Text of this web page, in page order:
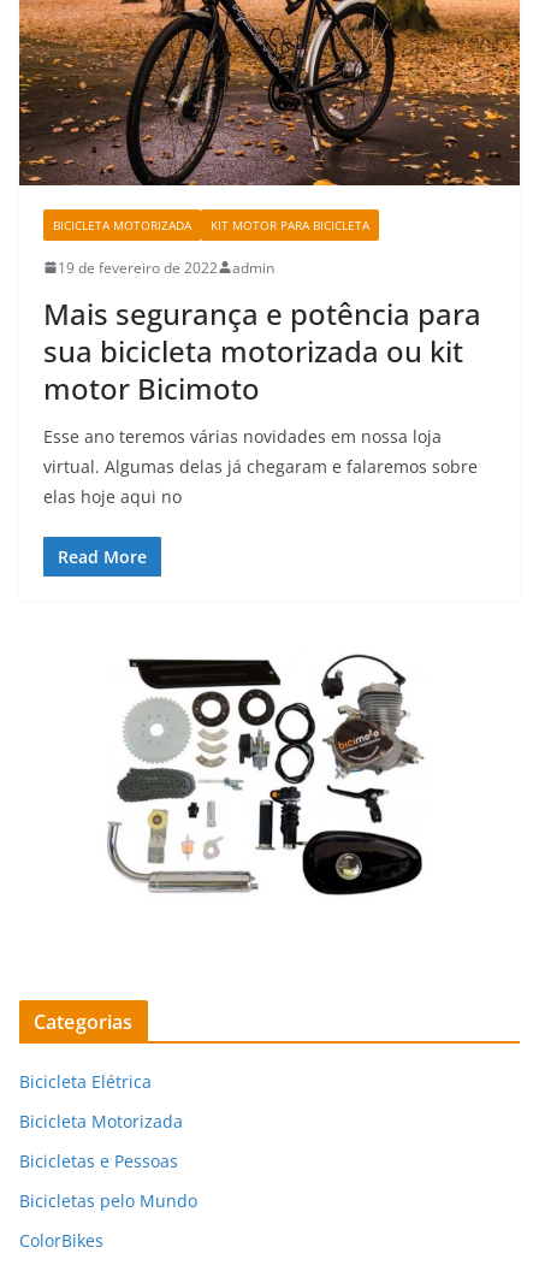
BICICLETA MOTORIZADA KIT MOTOR PARA BICICLETA
19 de fevereiro de 2022 admin
Mais segurança e potência para
sua bicicleta motorizada ou kit
motor Bicimoto
Esse ano teremos várias novidades em nossa loja
virtual. Algumas delas já chegaram e falaremos sobre
elas hoje aqui no
Read More
Categorias
Bicicleta Elétrica
Bicicleta Motorizada
Bicicletas e Pessoas
Bicicletas pelo Mundo
ColorBikes